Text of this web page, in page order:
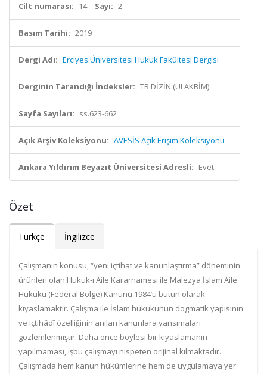
Cilt numarası: 14 Sayı: 2
Basım Tarihi: 2019
Dergi Adı: Erciyes Üniversitesi Hukuk Fakültesi Dergisi
Derginin Tarandığı İndeksler: TR DİZİN (ULAKBİM)
Sayfa Sayıları: ss.623-662
Açık Arşiv Koleksiyonu: AVESİS Açık Erişim Koleksiyonu
Ankara Yıldırım Beyazıt Üniversitesi Adresli: Evet
Özet
Türkçe İngilizce
Çalışmanın konusu, “yeni içtihat ve kanunlaştırma” döneminin
ürünleri olan Hukuk-ı Aile Kararnamesi ile Malezya İslam Aile
Hukuku (Federal Bölge) Kanunu 1984’ü bütün olarak
kıyaslamaktır. Çalışma ile İslam hukukunun dogmatik yapısının
ve içtihâdî özelliğinin anılan kanunlara yansımaları
gözlemlenmiştir. Daha önce böylesi bir kıyaslamanın
yapılmaması, işbu çalışmayı nispeten orijinal kılmaktadır.
Çalışmada hem kanun hükümlerine hem de uygulamaya yer